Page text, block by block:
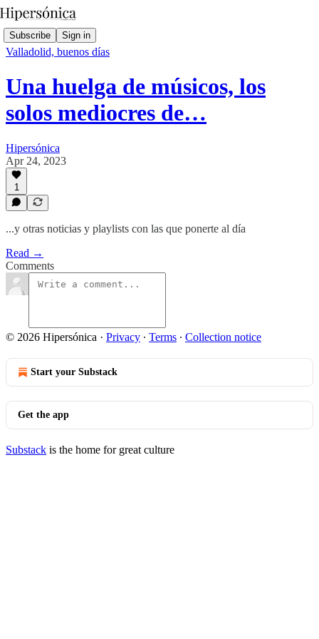
Subscribe Sign in
Valladolid, buenos días
Una huelga de músicos, los
solos mediocres de…
Hipersónica
Apr 24, 2023
1
...y otras noticias y playlists con las que ponerte al día
Read →
Comments
© 2026 Hipersónica · Privacy ∙ Terms ∙ Collection notice
Start your Substack
Get the app
Substack is the home for great culture